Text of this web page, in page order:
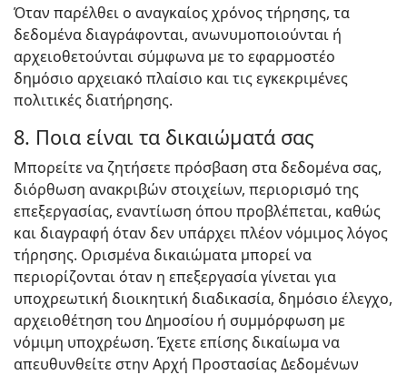
Όταν παρέλθει ο αναγκαίος χρόνος τήρησης, τα
δεδομένα διαγράφονται, ανωνυμοποιούνται ή
αρχειοθετούνται σύμφωνα με το εφαρμοστέο
δημόσιο αρχειακό πλαίσιο και τις εγκεκριμένες
πολιτικές διατήρησης.
8. Ποια είναι τα δικαιώματά σας
Μπορείτε να ζητήσετε πρόσβαση στα δεδομένα σας,
διόρθωση ανακριβών στοιχείων, περιορισμό της
επεξεργασίας, εναντίωση όπου προβλέπεται, καθώς
και διαγραφή όταν δεν υπάρχει πλέον νόμιμος λόγος
τήρησης. Ορισμένα δικαιώματα μπορεί να
περιορίζονται όταν η επεξεργασία γίνεται για
υποχρεωτική διοικητική διαδικασία, δημόσιο έλεγχο,
αρχειοθέτηση του Δημοσίου ή συμμόρφωση με
νόμιμη υποχρέωση. Έχετε επίσης δικαίωμα να
απευθυνθείτε στην Αρχή Προστασίας Δεδομένων